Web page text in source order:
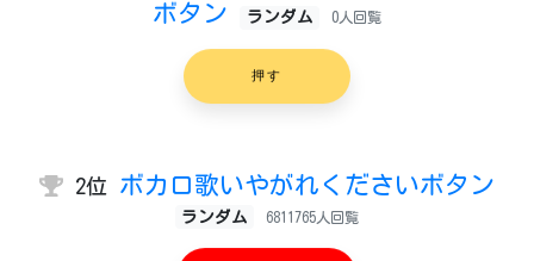
ボタン
ランダム 0人回覧
押す
2位 ボカロ歌いやがれくださいボタン
ランダム 6811765人回覧